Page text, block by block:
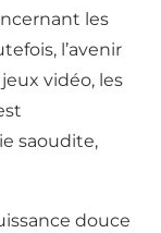
les
l’avenir
vidéo, les
saoudite,
douce